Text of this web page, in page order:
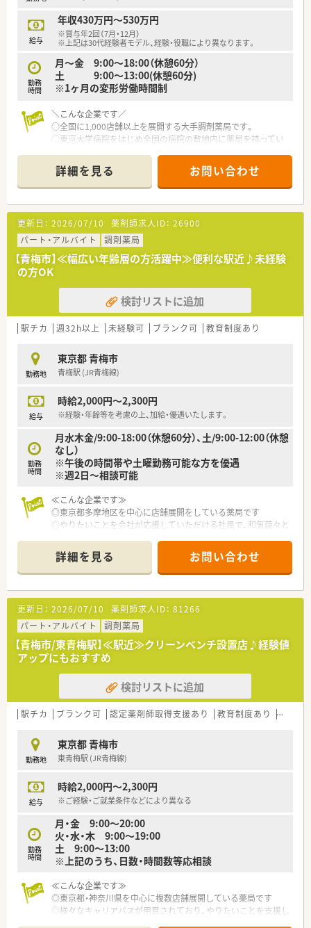
給与
年収430万円～530万円
※賞与年2回（7月・12月）
※上記は30代経験者モデル、経験・役職により異なります。
勤務
時間
月～金 9:00～18:00（休憩60分）
土 9:00～13:00(休憩60分)
※1ヶ月の変形労働時間制
＼こんな企業です／
○全国に1,000店舗以上を展開する大手調剤薬局です。
○東京大学病院をはじめ全国の病院の敷地内に薬局を持ってい
病診薬連携を強化することで、地域にお住いの患者様に高度な医
療の提供を実現しています。
○全店「同一の機械・システム」を採用しており、且つ処方箋の応
需内容が多岐にわたる（敷地内・病院門前・医療モール・CL門前）
ので、スキルUPしたい方にはお勧めもです。
○長期就業＆自己研讃を続ける事で給与があがる仕組みになっ
ており、将来的に高年収も狙う事が出来ます。
○インターネットを使って処方薬の飲み方を遠隔指導する「オン
ライン服薬指導」、今後も病院の「敷地内薬局」の推進、女性客の
取り込みを狙う店舗でデザインの一新。
M&Aによる店舗拡大と業界のリーディングカンパニーとして成
長を続けています。
○どの店舗も、最新システムが整っています！
〇「社員第一主義」を掲げている同社では、福利厚生面が手厚く
年間休日120日以上、「連続休暇制度（年に1回、最大9連休を取得
できる制度）」等
してくれる制度が充実しています。
〇社員割引制度、財形貯蓄制度、スポーツジム優待等が受けられ
〇産休・育休・時短勤務者2,097人以上等、どれも業界トップクラ
スの実績!
産休、育休取得はもちろんのこと、育児短時間勤務制度を実施
育児休業より復帰後、1日最大2時間短縮して勤務できる制度で
法律では3歳までですが、同社では小学校就学時までの期間利用
可能♪
詳細を見る お問い合わせ
更新日： 2026/07/10 薬剤師求人ID： 26900
パート・アルバイト
調剤薬局
【青梅市】≪幅広い年齢層の方活躍中≫便利な駅近♪未経験
の方OK
検討リストに追加
駅チカ 週32h以上 未経験可 ブランク可 教育制度あり
勤務地
東京都 青梅市
青梅駅 (JR青梅線)
給与
時給2,000円～2,300円
※経験・年齢等を考慮の上、加給・優遇いたします。
勤務
時間
月水木金/9:00-18:00（休憩60分）、土/9:00-12:00（休憩
なし）
※午後の時間帯や土曜勤務可能な方を優遇
※週2日～相談可能
≪こんな企業です≫
◎東京都多摩地区を中心に店舗展開をしている薬局です
◎やりたいことを会社が応援していただける社風で、和気藹々と
◎無借金経営で優良認定をされており、長期的にご就業いただけ
ます
詳細を見る お問い合わせ
更新日： 2026/07/10 薬剤師求人ID： 81266
パート・アルバイト
調剤薬局
【青梅市/東青梅駅】≪駅近≫クリーンベンチ設置店♪経験値
アップにもおすすめ
検討リストに追加
駅チカ ブランク可 認定薬剤師取得支援あり 教育制度あり 大手チ
勤務地
東京都 青梅市
東青梅駅 (JR青梅線)
給与
時給2,000円～2,300円
※ご経験・ご就業条件などにより異なる
勤務
時間
月・金 9:00～20:00
火・水・木 9:00～19:00
土 9:00～13:00
※上記のうち、日数・時間数等応相談
≪こんな企業です≫
◎東京都・神奈川県を中心に複数店舗展開している薬局です
◎様々なキャリアパスが用意されており、やりたいことを支援し